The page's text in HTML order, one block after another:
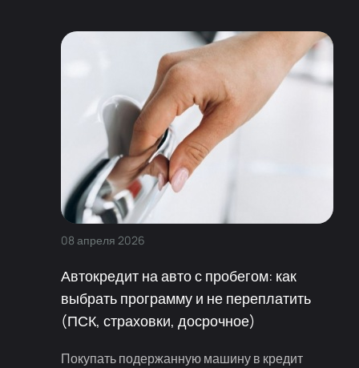
08 апреля 2026
Автокредит на авто с пробегом: как
выбрать программу и не переплатить
(ПСК, страховки, досрочное)
Покупать подержанную машину в кредит